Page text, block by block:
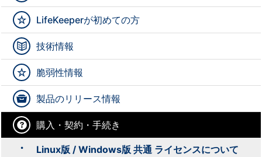
LifeKeeperが初めての方
技術情報
脆弱性情報
製品のリリース情報
購入・契約・手続き
Linux版 / Windows版 共通 ライセンスについて